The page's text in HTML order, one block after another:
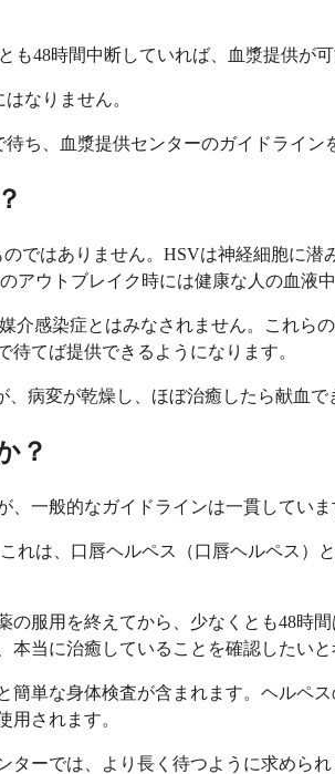
も48時間中断していれば、血漿提供が可
なりません。
ち、血漿提供センターのガイドライン
はありません。HSVは神経細胞に潜
ウトブレイク時には健康な人の血液
感染症とはみなされません。これら
てば提供できるようになります。
病変が乾燥し、ほぼ治癒したら献血で
？
一般的なガイドラインは一貫していま
れは、口唇ヘルペス（口唇ヘルペス）
服用を終えてから、少なくとも48時
当に治癒していることを確認したいと
単な身体検査が含まれます。ヘルペ
用されます。
ーでは、より長く待つように求めら